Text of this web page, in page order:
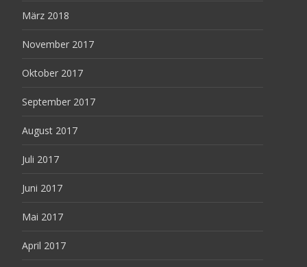
März 2018
November 2017
Oktober 2017
September 2017
August 2017
Juli 2017
Juni 2017
Mai 2017
April 2017